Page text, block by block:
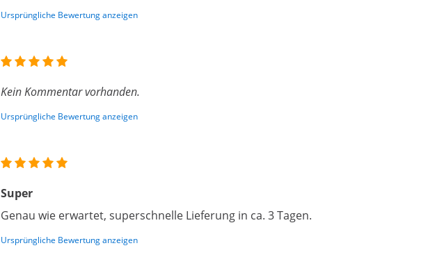
Ursprüngliche Bewertung anzeigen
Kein Kommentar vorhanden.
Ursprüngliche Bewertung anzeigen
Super
Genau wie erwartet, superschnelle Lieferung in ca. 3 Tagen.
Ursprüngliche Bewertung anzeigen